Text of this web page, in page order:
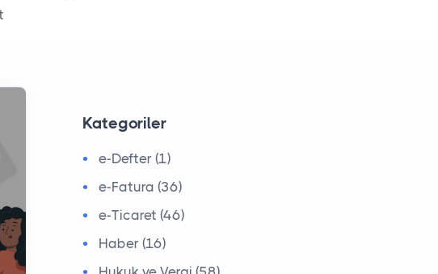
Kategoriler
e-Defter (1)
e-Fatura (36)
e-Ticaret (46)
Haber (16)